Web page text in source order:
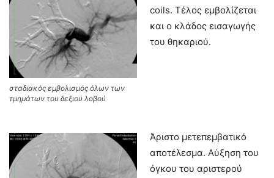
σταδιακός εμβολισμός όλων των
τμημάτων του δεξιού λοβού
coils. Τέλος εμβολίζεται
και ο κλάδος εισαγωγής
του θηκαριού.
Άριστο μετεπεμβατικό
αποτέλεσμα. Αύξηση του
όγκου του αριστερού